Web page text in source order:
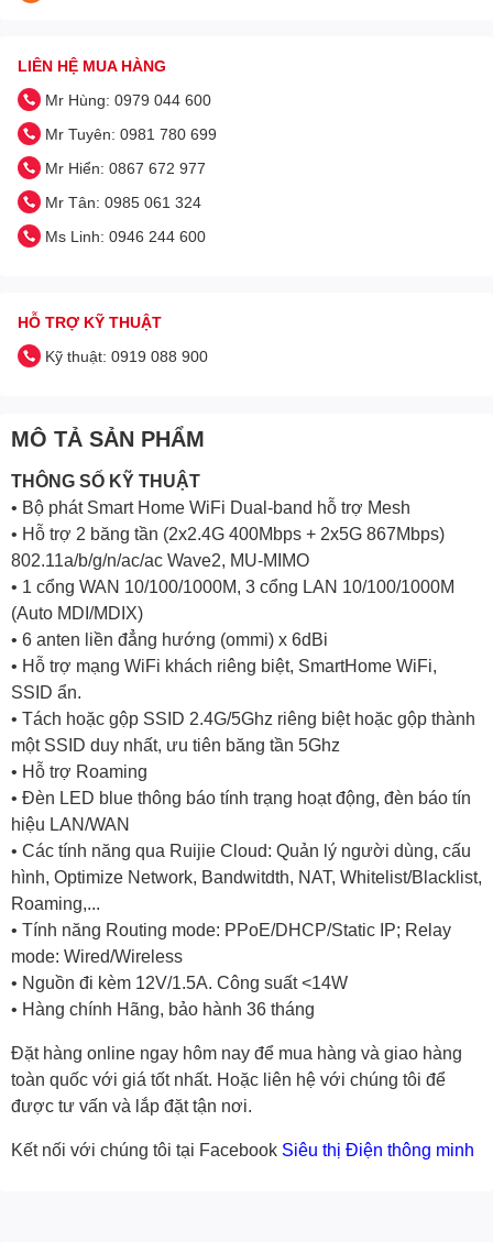
LIÊN HỆ MUA HÀNG
Mr Hùng: 0979 044 600
Mr Tuyên: 0981 780 699
Mr Hiển: 0867 672 977
Mr Tân: 0985 061 324
Ms Linh: 0946 244 600
HỖ TRỢ KỸ THUẬT
Kỹ thuật: 0919 088 900
MÔ TẢ SẢN PHẨM
THÔNG SỐ KỸ THUẬT
• Bộ phát Smart Home WiFi Dual-band hỗ trợ Mesh
• Hỗ trợ 2 băng tần (2x2.4G 400Mbps + 2x5G 867Mbps)
802.11a/b/g/n/ac/ac Wave2, MU-MIMO
• 1 cổng WAN 10/100/1000M, 3 cổng LAN 10/100/1000M
(Auto MDI/MDIX)
• 6 anten liền đẳng hướng (ommi) x 6dBi
• Hỗ trợ mạng WiFi khách riêng biệt, SmartHome WiFi,
SSID ẩn.
• Tách hoặc gộp SSID 2.4G/5Ghz riêng biệt hoặc gộp thành
một SSID duy nhất, ưu tiên băng tần 5Ghz
• Hỗ trợ Roaming
• Đèn LED blue thông báo tính trạng hoạt động, đèn báo tín
hiệu LAN/WAN
• Các tính năng qua Ruijie Cloud: Quản lý người dùng, cấu
hình, Optimize Network, Bandwitdth, NAT, Whitelist/Blacklist,
Roaming,...
• Tính năng Routing mode: PPoE/DHCP/Static IP; Relay
mode: Wired/Wireless
• Nguồn đi kèm 12V/1.5A. Công suất <14W
• Hàng chính Hãng, bảo hành 36 tháng
Đặt hàng online ngay hôm nay để mua hàng và giao hàng
toàn quốc với giá tốt nhất. Hoặc liên hệ với chúng tôi để
được tư vấn và lắp đặt tận nơi.
Kết nối với chúng tôi tại Facebook Siêu thị Điện thông minh